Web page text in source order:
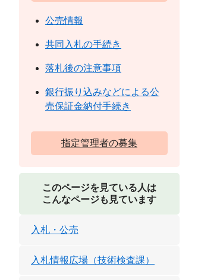
公売情報
共同入札の手続き
落札後の注意事項
銀行振り込みなどによる公
売保証金納付手続き
指定管理者の募集
このページを見ている人は
こんなページも見ています
入札・公売
入札情報広場（技術検査課）